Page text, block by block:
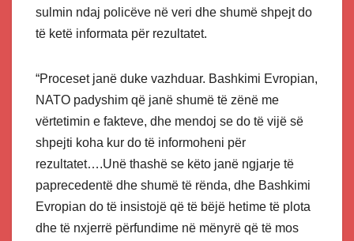
sulmin ndaj policëve në veri dhe shumë shpejt do
të ketë informata për rezultatet.
“Proceset janë duke vazhduar. Bashkimi Evropian,
NATO padyshim që janë shumë të zënë me
vërtetimin e fakteve, dhe mendoj se do të vijë së
shpejti koha kur do të informoheni për
rezultatet….Unë thashë se këto janë ngjarje të
paprecedentë dhe shumë të rënda, dhe Bashkimi
Evropian do të insistojë që të bëjë hetime të plota
dhe të nxjerrë përfundime në mënyrë që të mos